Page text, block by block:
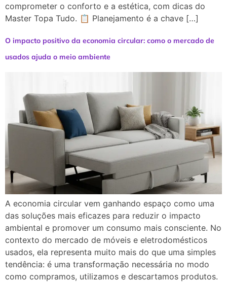
comprometer o conforto e a estética, com dicas do
Master Topa Tudo. 📋 Planejamento é a chave […]
O impacto positivo da economia circular: como o mercado de
usados ajuda o meio ambiente
A economia circular vem ganhando espaço como uma
das soluções mais eficazes para reduzir o impacto
ambiental e promover um consumo mais consciente. No
contexto do mercado de móveis e eletrodomésticos
usados, ela representa muito mais do que uma simples
tendência: é uma transformação necessária no modo
como compramos, utilizamos e descartamos produtos.